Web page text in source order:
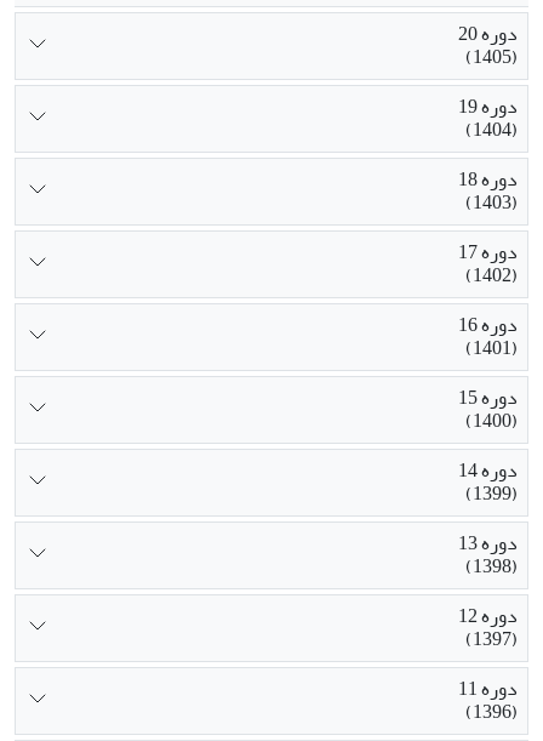
دوره 20
(1405)
دوره 19
(1404)
دوره 18
(1403)
دوره 17
(1402)
دوره 16
(1401)
دوره 15
(1400)
دوره 14
(1399)
دوره 13
(1398)
دوره 12
(1397)
دوره 11
(1396)